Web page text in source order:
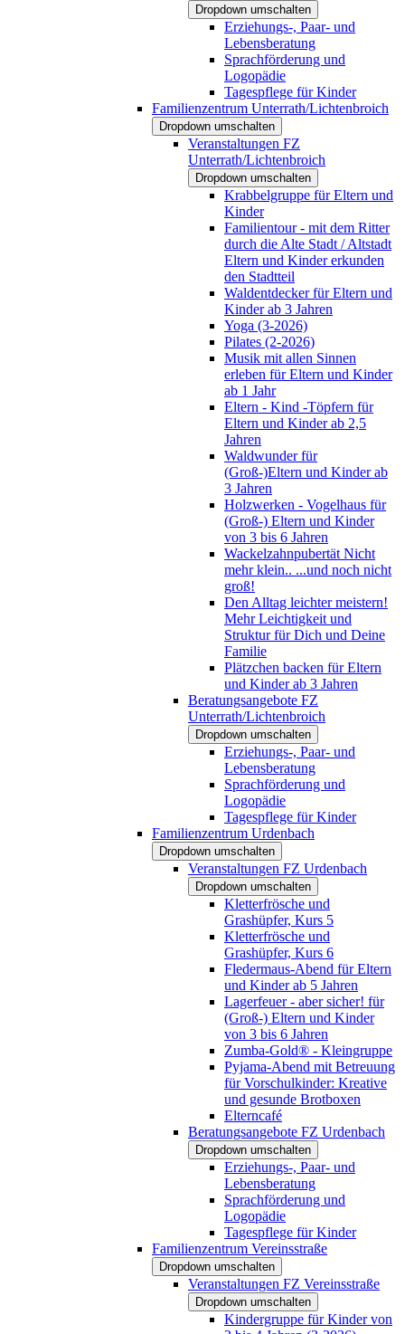
Dropdown umschalten
Erziehungs-, Paar- und
Lebensberatung
Sprachförderung und
Logopädie
Tagespflege für Kinder
Familienzentrum Unterrath/Lichtenbroich
Dropdown umschalten
Veranstaltungen FZ
Unterrath/Lichtenbroich
Dropdown umschalten
Krabbelgruppe für Eltern und
Kinder
Familientour - mit dem Ritter
durch die Alte Stadt / Altstadt
Eltern und Kinder erkunden
den Stadtteil
Waldentdecker für Eltern und
Kinder ab 3 Jahren
Yoga (3-2026)
Pilates (2-2026)
Musik mit allen Sinnen
erleben für Eltern und Kinder
ab 1 Jahr
Eltern - Kind -Töpfern für
Eltern und Kinder ab 2,5
Jahren
Waldwunder für
(Groß-)Eltern und Kinder ab
3 Jahren
Holzwerken - Vogelhaus für
(Groß-) Eltern und Kinder
von 3 bis 6 Jahren
Wackelzahnpubertät Nicht
mehr klein.. ...und noch nicht
groß!
Den Alltag leichter meistern!
Mehr Leichtigkeit und
Struktur für Dich und Deine
Familie
Plätzchen backen für Eltern
und Kinder ab 3 Jahren
Beratungsangebote FZ
Unterrath/Lichtenbroich
Dropdown umschalten
Erziehungs-, Paar- und
Lebensberatung
Sprachförderung und
Logopädie
Tagespflege für Kinder
Familienzentrum Urdenbach
Dropdown umschalten
Veranstaltungen FZ Urdenbach
Dropdown umschalten
Kletterfrösche und
Grashüpfer, Kurs 5
Kletterfrösche und
Grashüpfer, Kurs 6
Fledermaus-Abend für Eltern
und Kinder ab 5 Jahren
Lagerfeuer - aber sicher! für
(Groß-) Eltern und Kinder
von 3 bis 6 Jahren
Zumba-Gold® - Kleingruppe
Pyjama-Abend mit Betreuung
für Vorschulkinder: Kreative
und gesunde Brotboxen
Elterncafé
Beratungsangebote FZ Urdenbach
Dropdown umschalten
Erziehungs-, Paar- und
Lebensberatung
Sprachförderung und
Logopädie
Tagespflege für Kinder
Familienzentrum Vereinsstraße
Dropdown umschalten
Veranstaltungen FZ Vereinsstraße
Dropdown umschalten
Kindergruppe für Kinder von